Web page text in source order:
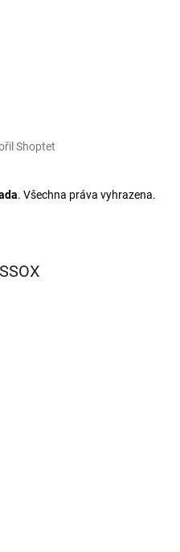
Shoptet
. Všechna práva vyhrazena.